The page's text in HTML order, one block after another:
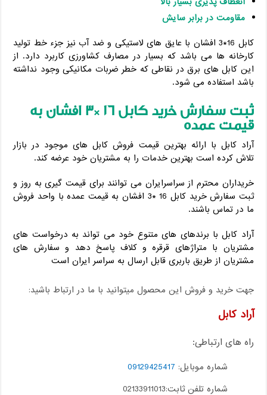
مقاومت در برابر سایش
کابل 16*3 افشان با عایق های لاستیکی و ضد آب نیز جزء خط تولید
کارخانه ها می باشد که بسیار در مصارف کشاورزی کاربرد دارد. از
این کابل های برق در نقاطی که خطر ضربات مکانیکی وجود نداشته
باشد استفاده می شود.
ثبت سفارش خرید کابل16
*3 افشان به
قیمت عمده
آراد کابل با ارائه بهترین قیمت فروش کابل های موجود در بازار
تلاش کرده است بهترین خدمات را به مشتریان خود عرضه کند.
خریداران محترم از سراسرایران می توانند برای قیمت گیری به روز و
ثبت سفارش خرید کابل 16 *3 افشان به قیمت عمده با واحد فروش
ما در تماس باشند.
آراد کابل با برندهای های متنوع خود می تواند به درخواست های
مشتریان با متراژهای قرقره و کلاف پاسخ دهد و سفارش های
مشتریان از طریق باربری قابل ارسال به سراسر ایران است
جهت خرید و فروش این محصول میتوانید با ما در ارتباط باشید:
آراد کابل
راه های ارتباطی:
شماره موبایل: 09129425417
شماره تلفن ثابت:02133911013